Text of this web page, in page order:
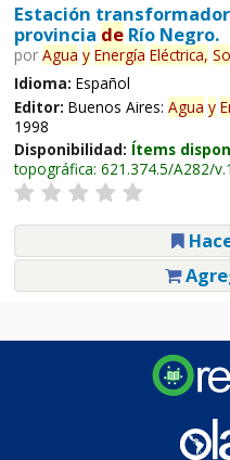
Estación
provincia deRío Negro.
por Agua y Energía Eléctrica,
Idioma: Español
Editor: Buenos Aires: Agua y
1998
Disponibilidad: Ítems
topográfica: 621.374.5/A282/